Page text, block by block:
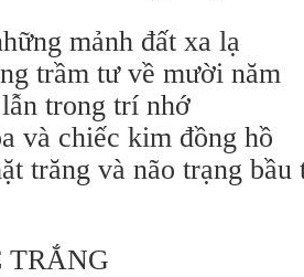
mảnh đất xa lạ
trầm tư về mười năm
trong trí nhớ
và chiếc kim đồng hồ
trăng và não trạng bầu